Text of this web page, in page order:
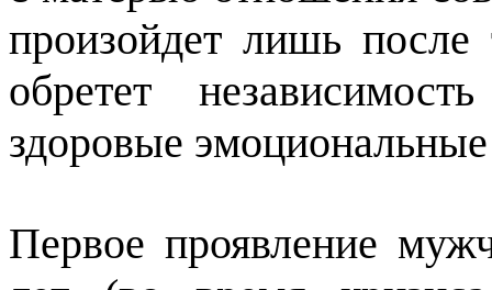
произойдет лишь после
обретет
здоровые
Первое проявление